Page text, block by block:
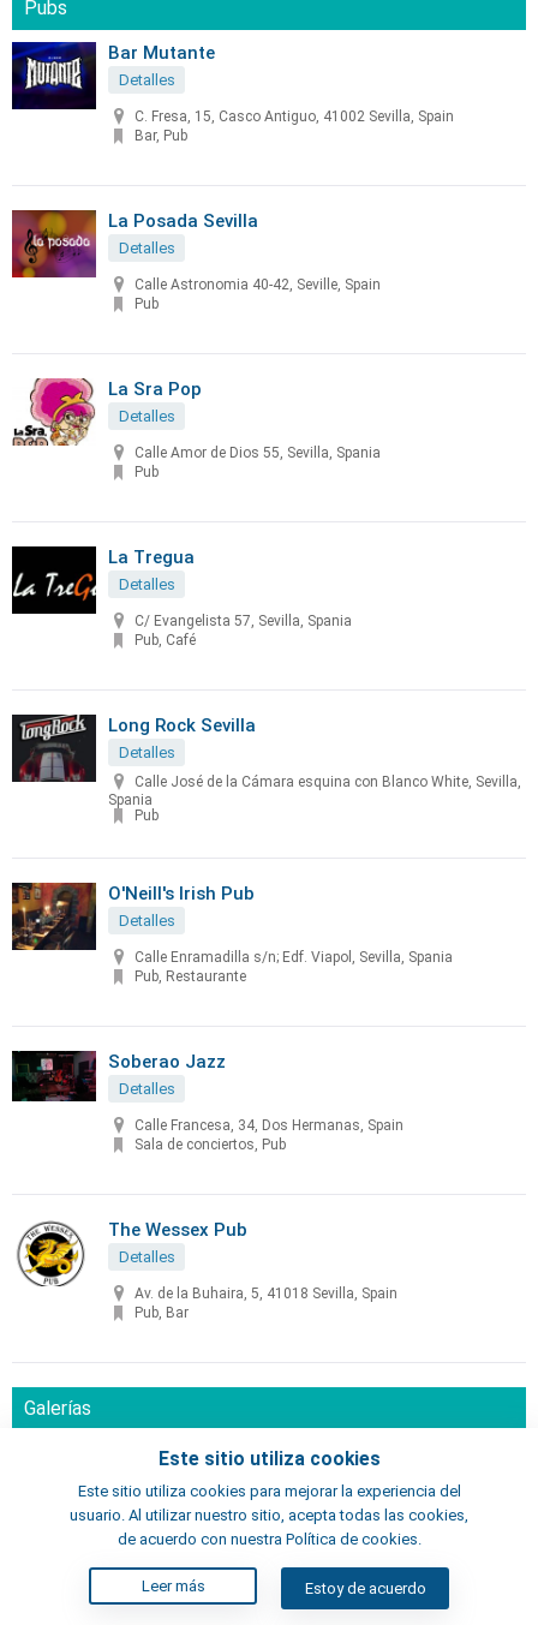
Pubs
Bar Mutante
Detalles
C. Fresa, 15, Casco Antiguo, 41002 Sevilla, Spain
Bar, Pub
La Posada Sevilla
Detalles
Calle Astronomia 40-42, Seville, Spain
Pub
La Sra Pop
Detalles
Calle Amor de Dios 55, Sevilla, Spania
Pub
La Tregua
Detalles
C/ Evangelista 57, Sevilla, Spania
Pub, Café
Long Rock Sevilla
Detalles
Calle José de la Cámara esquina con Blanco White, Sevilla,
Spania
Pub
O'Neill's Irish Pub
Detalles
Calle Enramadilla s/n; Edf. Viapol, Sevilla, Spania
Pub, Restaurante
Soberao Jazz
Detalles
Calle Francesa, 34, Dos Hermanas, Spain
Sala de conciertos, Pub
The Wessex Pub
Detalles
Av. de la Buhaira, 5, 41018 Sevilla, Spain
Pub, Bar
Galerías
CaixaForum
Detalles
C. López Pintado, s/n, 41092 Sevilla, España
Galería
Este sitio utiliza cookies
Este sitio utiliza cookies para mejorar la experiencia del
usuario. Al utilizar nuestro sitio, acepta todas las cookies,
de acuerdo con nuestra Política de cookies.
Leer más Estoy de acuerdo